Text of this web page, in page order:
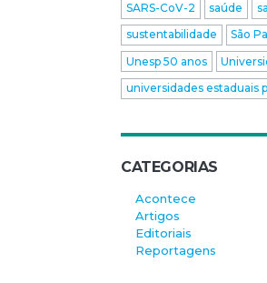
SARS-CoV-2
saúde
sustentabilidade
São
Unesp 50 anos
universidades estaduais
CATEGORIAS
Acontece
Artigos
Editoriais
Reportagens